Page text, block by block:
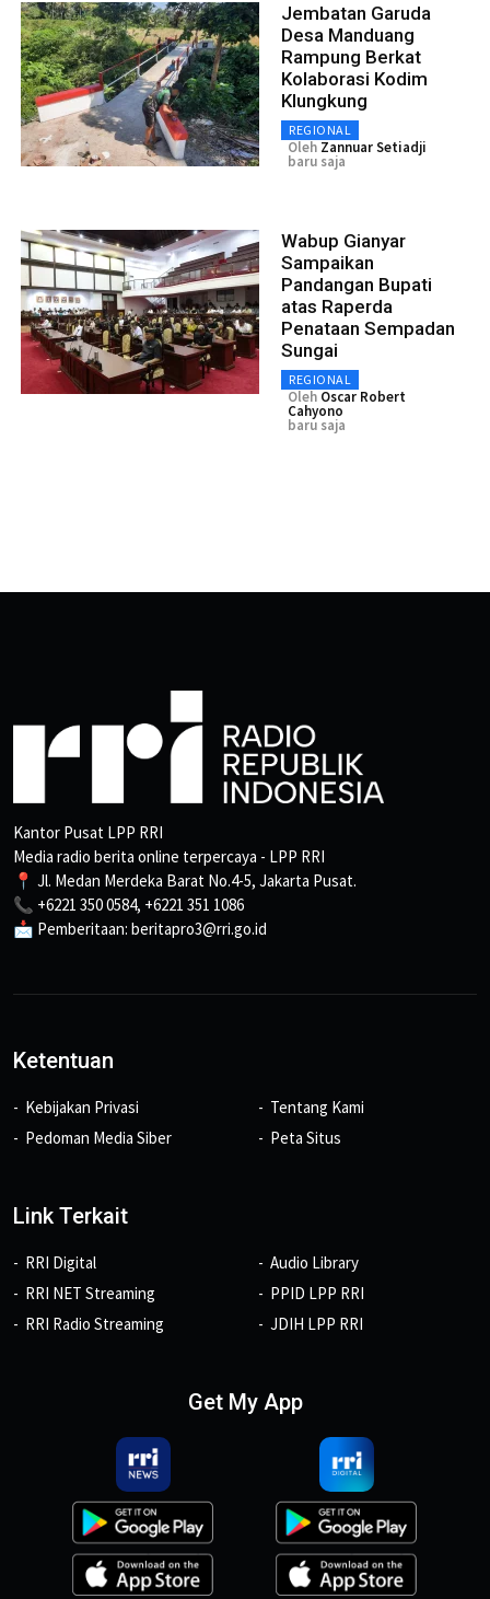
Jembatan Garuda
Desa Manduang
Rampung Berkat
Kolaborasi Kodim
Klungkung
REGIONAL
Oleh Zannuar Setiadji
baru saja
Wabup Gianyar
Sampaikan
Pandangan Bupati
atas Raperda
Penataan Sempadan
Sungai
REGIONAL
Oleh Oscar Robert
Cahyono
baru saja
Kantor Pusat LPP RRI
Media radio berita online terpercaya - LPP RRI
📍 Jl. Medan Merdeka Barat No.4-5, Jakarta Pusat.
📞 +6221 350 0584, +6221 351 1086
📩 Pemberitaan: beritapro3@rri.go.id
Ketentuan
Kebijakan Privasi
Pedoman Media Siber
Tentang Kami
Peta Situs
Link Terkait
RRI Digital
RRI NET Streaming
RRI Radio Streaming
Audio Library
PPID LPP RRI
JDIH LPP RRI
Get My App